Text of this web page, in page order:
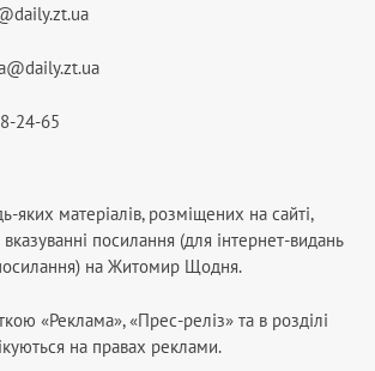
24-65
яких матеріалів, розміщених на сайті,
посилання (для інтернет-видань
на Житомир Щодня.
«Реклама», «Прес-реліз» та в розділі
на правах реклами.